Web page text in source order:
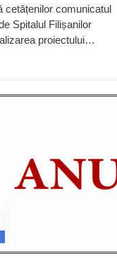
cetățenilor comunicatul
Spitalul Filișanilor
proiectului…